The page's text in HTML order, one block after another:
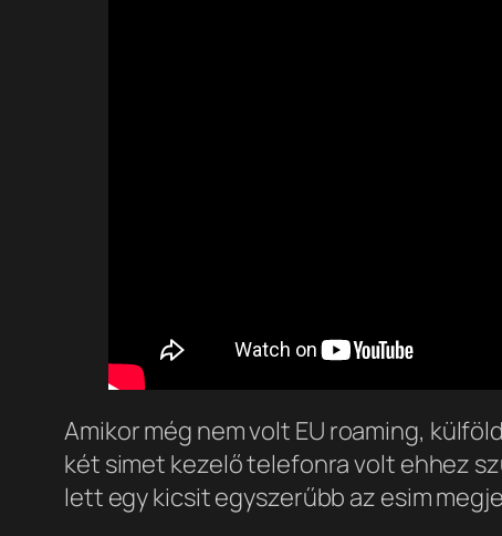
Amikor még nem volt EU roaming,
két simet kezelő telefonra volt ehhez
lett egy kicsit egyszerűbb az esim